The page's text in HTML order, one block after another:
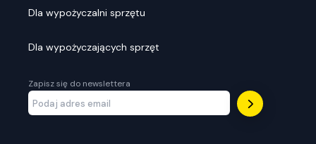
Dla wypożyczalni sprzętu
Dla wypożyczających sprzęt
Zapisz się do newslettera